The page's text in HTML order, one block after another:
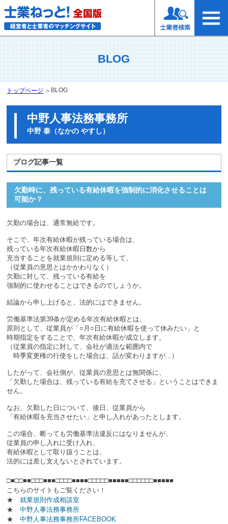
BLOG
トップページ ＞ BLOG
中野人事法務事務所
中野 泰（なかの やすし）
ブログ記事一覧
欠勤時に、残っている有給休暇を強制的に消化させることは
可能か？
欠勤の場合は、通常無給です。
そこで、年次有給休暇が残っている場合は、
残っている年次有給休暇日数から
充当することを就業規則に定める等して、
（従業員の意思とはかかわりなく）
欠勤に対して、残っている有給を
強制的に使わせることはできるのでしょうか。
結論から申し上げると、法的にはできません。
労働基準法第39条が定める年次有給休暇とは、
原則として、従業員が「○月○日に有給休暇を使って休みたい」と
時期指定をすることで、年次有給休暇が成立します。
（従業員の指定に対して、会社が適法な範囲内で
時季変更権の行使をした場合は、話が変わりますが...）
したがって、会社側が、従業員の意思とは無関係に、
「欠勤した場合は、残っている有給を充てさせる」ということはできま
せん。
なお、欠勤した日について、後日、従業員から
「有給休暇を充当させたい」と申し入れがあったとします。
この場合、断っても労働基準法違反にはなりませんが、
従業員の申し入れに受け入れ、
有給休暇として取り扱うことは、
法的には差し支えないとされています。
□■□□■■□□□■■■□□□□■■■■□□□□□■■■■■□□□□□□■■■■■
こちらのサイトもご覧ください！
★就業規則作成相談室
★中野人事法務事務所
★中野人事法務事務所FACEBOOK